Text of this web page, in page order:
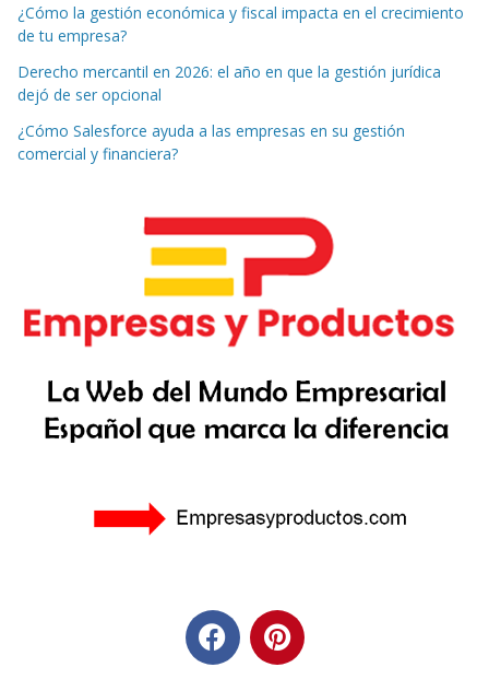
¿Cómo la gestión económica y fiscal impacta en el crecimiento
de tu empresa?
Derecho mercantil en 2026: el año en que la gestión jurídica
dejó de ser opcional
¿Cómo Salesforce ayuda a las empresas en su gestión
comercial y financiera?